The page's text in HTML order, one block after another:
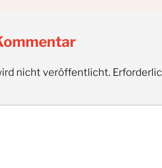
nicht veröffentlicht.